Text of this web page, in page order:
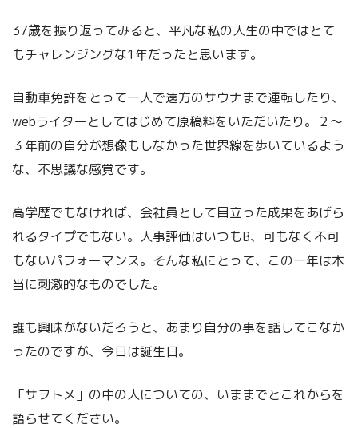
37歳を振り返ってみると、平凡な私の人生の中ではとて
もチャレンジングな1年だったと思います。
自動車免許をとって一人で遠方のサウナまで運転したり、
webライターとしてはじめて原稿料をいただいたり。２～
３年前の自分が想像もしなかった世界線を歩いているよう
な、不思議な感覚です。
高学歴でもなければ、会社員として目立った成果をあげら
れるタイプでもない。人事評価はいつもB、可もなく不可
もないパフォーマンス。そんな私にとって、この一年は本
当に刺激的なものでした。
誰も興味がないだろうと、あまり自分の事を話してこなか
ったのですが、今日は誕生日。
「サヲトメ」の中の人についての、いままでとこれからを
語らせてください。